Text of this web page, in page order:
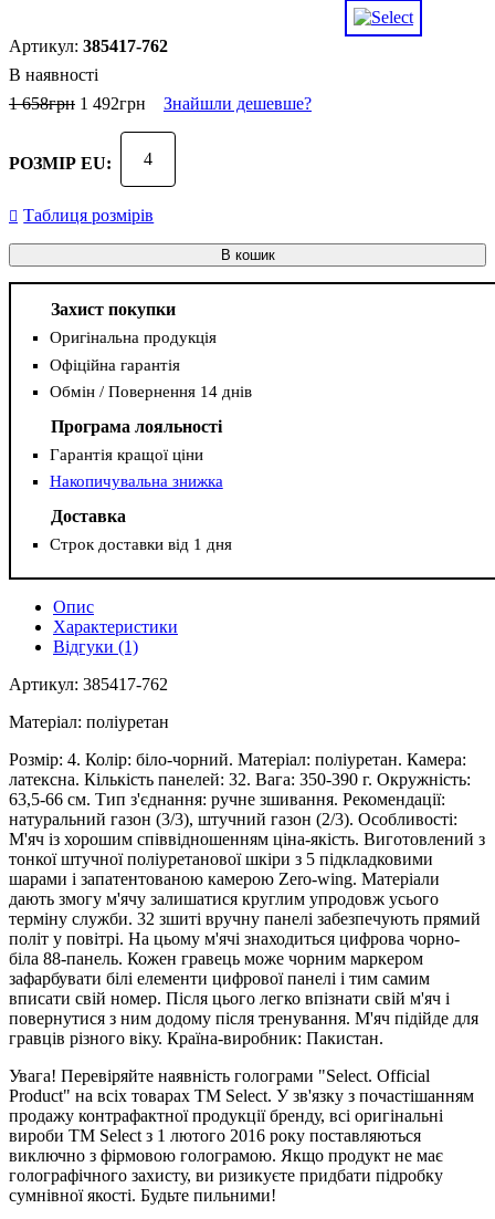
385417-762
В наявності
1 658грн 1 492грн Знайшли дешевше?
РОЗМІР EU: 4
Таблиця розмірів
В кошик
Захист покупки
Оригінальна продукція
Офіційна гарантія
Обмін / Повернення 14 днів
Програма лояльності
Гарантія кращої ціни
Накопичувальна знижка
Доставка
Строк доставки від 1 дня
Опис
Характеристики
Відгуки (1)
Артикул: 385417-762
Матеріал: поліуретан
Розмір: 4. Колір: біло-чорний. Матеріал: поліуретан. Камера:
латексна. Кількість панелей: 32. Вага: 350-390 г. Окружність:
63,5-66 см. Тип з'єднання: ручне зшивання. Рекомендації:
натуральний газон (3/3), штучний газон (2/3). Особливості:
М'яч із хорошим співвідношенням ціна-якість. Виготовлений з
тонкої штучної поліуретанової шкіри з 5 підкладковими
шарами і запатентованою камерою Zero-wing. Матеріали
дають змогу м'ячу залишатися круглим упродовж усього
терміну служби. 32 зшиті вручну панелі забезпечують прямий
політ у повітрі. На цьому м'ячі знаходиться цифрова чорно-
біла 88-панель. Кожен гравець може чорним маркером
зафарбувати білі елементи цифрової панелі і тим самим
вписати свій номер. Після цього легко впізнати свій м'яч і
повернутися з ним додому після тренування. М'яч підійде для
гравців різного віку. Країна-виробник: Пакистан.
Увага! Перевіряйте наявність голограми "Select. Official
Product" на всіх товарах ТМ Select. У зв'язку з почастішанням
продажу контрафактної продукції бренду, всі оригінальні
вироби ТМ Select з 1 лютого 2016 року поставляються
виключно з фірмовою голограмою. Якщо продукт не має
голографічного захисту, ви ризикуєте придбати підробку
сумнівної якості. Будьте пильними!